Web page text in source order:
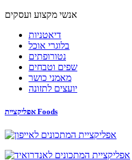
אנשי מקצוע ועסקים
דיאטניות
בלוגרי אוכל
נטורופתים
שפים וטבחים
מאמני כושר
יועצים לתזונה
אפליקציית Foods